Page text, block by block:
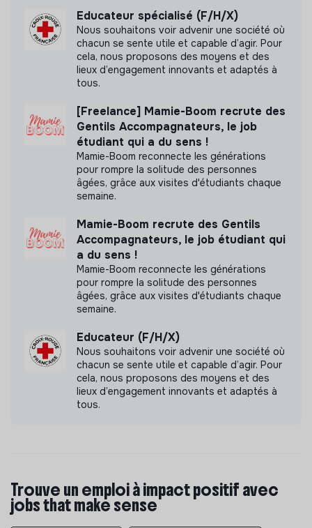
Partage de la valeur
Diversité et inclusion
Politiques de non-discrimination
Principes de gouvernance
Assemblées générales ouvertes
Autonomie des équipes
Culture de feedback ouvert
Gestion collaborative de projets
Gouvernance participative
Documents
N'a pas encore communiqué de documents de
transparence
Educateur spécialisé (F/H/X)
Nous souhaitons voir advenir une société où
chacun se sente utile et capable d’agir. Pour
cela, nous proposons des moyens et des
lieux d’engagement innovants et adaptés à
tous.
[Freelance] Mamie-Boom recrute des
Gentils Accompagnateurs, le job
étudiant qui a du sens !
Mamie-Boom reconnecte les générations
pour rompre la solitude des personnes
âgées, grâce aux visites d'étudiants chaque
semaine.
Mamie-Boom recrute des Gentils
Accompagnateurs, le job étudiant qui
a du sens !
Mamie-Boom reconnecte les générations
pour rompre la solitude des personnes
âgées, grâce aux visites d'étudiants chaque
semaine.
Educateur (F/H/X)
Nous souhaitons voir advenir une société où
chacun se sente utile et capable d’agir. Pour
cela, nous proposons des moyens et des
lieux d’engagement innovants et adaptés à
tous.
Trouve un emploi à impact positif avec
jobs that make sense